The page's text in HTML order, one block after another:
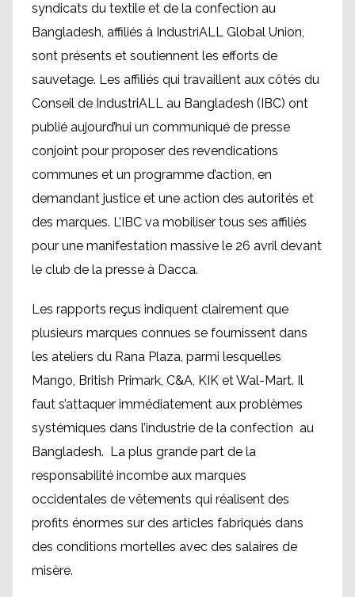
syndicats du textile et de la confection au
Bangladesh, affiliés à IndustriALL Global Union,
sont présents et soutiennent les efforts de
sauvetage. Les affiliés qui travaillent aux côtés du
Conseil de IndustriALL au Bangladesh (IBC) ont
publié aujourd’hui un communiqué de presse
conjoint pour proposer des revendications
communes et un programme d’action, en
demandant justice et une action des autorités et
des marques. L’IBC va mobiliser tous ses affiliés
pour une manifestation massive le 26 avril devant
le club de la presse à Dacca.
Les rapports reçus indiquent clairement que
plusieurs marques connues se fournissent dans
les ateliers du Rana Plaza, parmi lesquelles
Mango, British Primark, C&A, KIK et Wal-Mart. Il
faut s’attaquer immédiatement aux problèmes
systémiques dans l’industrie de la confection au
Bangladesh. La plus grande part de la
responsabilité incombe aux marques
occidentales de vêtements qui réalisent des
profits énormes sur des articles fabriqués dans
des conditions mortelles avec des salaires de
misère.